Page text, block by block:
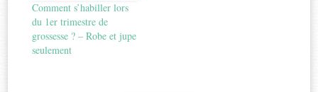
Comment s’habiller lors
du 1er trimestre de
grossesse ? – Robe et jupe
seulement